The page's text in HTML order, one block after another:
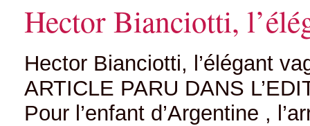
Hector Bianciotti,
Hector Bianciotti, l’élégant
ARTICLE PARU DANS
Pour l’enfant d’Argentine ,